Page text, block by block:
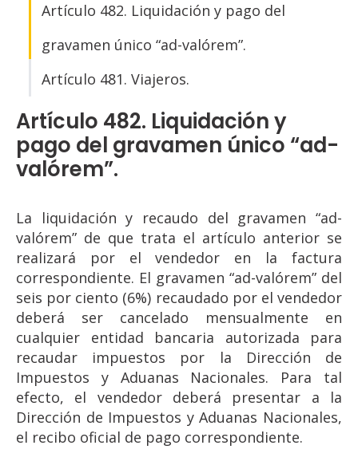
Artículo 482. Liquidación y pago del
gravamen único “ad-valórem”.
Artículo 481. Viajeros.
Artículo 482. Liquidación y
pago del gravamen único “ad-
valórem”.
La liquidación y recaudo del gravamen “ad-
valórem” de que trata el artículo anterior se
realizará por el vendedor en la factura
correspondiente. El gravamen “ad-valórem” del
seis por ciento (6%) recaudado por el vendedor
deberá ser cancelado mensualmente en
cualquier entidad bancaria autorizada para
recaudar impuestos por la Dirección de
Impuestos y Aduanas Nacionales. Para tal
efecto, el vendedor deberá presentar a la
Dirección de Impuestos y Aduanas Nacionales,
el recibo oficial de pago correspondiente.